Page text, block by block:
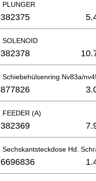
PLUNGER
382375
SOLENOID
382378
Schiebehülsenring Nv83a/
877826
FEEDER (A)
382369
Sechskantsteckdose Hd.
6696836